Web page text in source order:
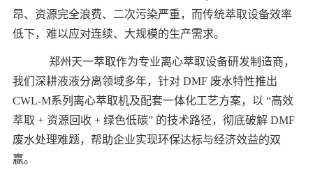
昂、资源完全浪费、二次污染严重，而传统萃取设备效率
低下，难以应对连续、大规模的生产需求。
郑州天一萃取作为专业离心萃取设备研发制造商，
我们深耕液液分离领域多年，针对 DMF 废水特性推出
CWL-M系列离心萃取机及配套一体化工艺方案，以 “高效
萃取 + 资源回收 + 绿色低碳” 的技术路径，彻底破解 DMF
废水处理难题，帮助企业实现环保达标与经济效益的双
赢。